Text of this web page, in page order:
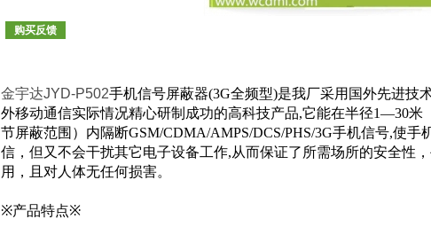
购买反馈
金宇达JYD-P502手机信号屏蔽器(3G全频型)是我厂采用国外先进技
外移动通信实际情况精心研制成功的高科技产品,它能在半径1—30米
节屏蔽范围）内隔断GSM/CDMA/AMPS/DCS/PHS/3G手机信号,使手
信，但又不会干扰其它电子设备工作,从而保证了所需场所的安全性
用，且对人体无任何损害。
※产品特点※